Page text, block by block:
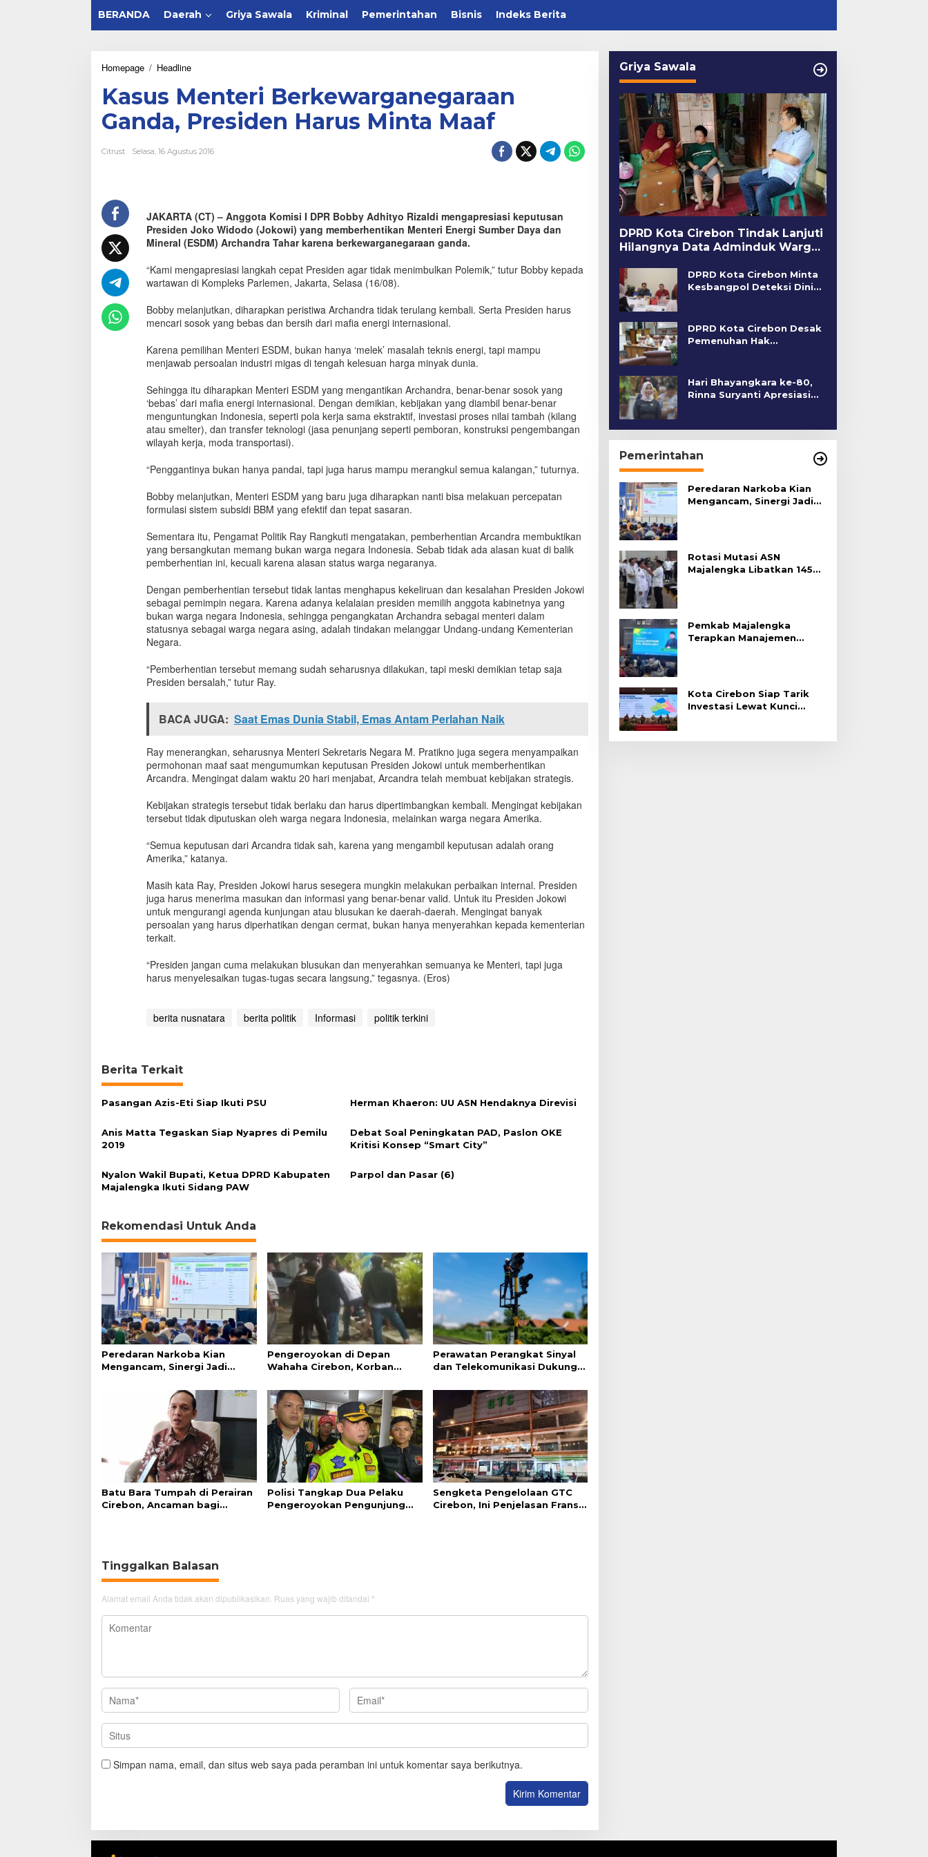
BERANDA Daerah Griya Sawala Kriminal Pemerintahan Bisnis Indeks Berita
Homepage / Headline
s
u
s
M
n
B
e
r
e
w
a
r
g
a
e
g
r
a
a
n
G
a
n
d
a
,
P
e
s
i
e
n
H
a
s
M
i
a
a
a
f
Kasus Menteri Berkewarganegaraan
Ganda, Presiden Harus Minta Maaf
Citrust Selasa, 16 Agustus 2016
JAKARTA (CT) – Anggota Komisi I DPR Bobby Adhityo Rizaldi mengapresiasi keputusan
Presiden Joko Widodo (Jokowi) yang memberhentikan Menteri Energi Sumber Daya dan
Mineral (ESDM) Archandra Tahar karena berkewarganegaraan ganda.
“Kami mengapresiasi langkah cepat Presiden agar tidak menimbulkan Polemik,” tutur Bobby kepada
wartawan di Kompleks Parlemen, Jakarta, Selasa (16/08).
Bobby melanjutkan, diharapkan peristiwa Archandra tidak terulang kembali. Serta Presiden harus
mencari sosok yang bebas dan bersih dari mafia energi internasional.
Karena pemilihan Menteri ESDM, bukan hanya ‘melek’ masalah teknis energi, tapi mampu
menjawab persoalan industri migas di tengah kelesuan harga minyak dunia.
Sehingga itu diharapkan Menteri ESDM yang mengantikan Archandra, benar-benar sosok yang
‘bebas’ dari mafia energi internasional. Dengan demikian, kebijakan yang diambil benar-benar
menguntungkan Indonesia, seperti pola kerja sama ekstraktif, investasi proses nilai tambah (kilang
atau smelter), dan transfer teknologi (jasa penunjang seperti pemboran, konstruksi pengembangan
wilayah kerja, moda transportasi).
“Penggantinya bukan hanya pandai, tapi juga harus mampu merangkul semua kalangan,” tuturnya.
Bobby melanjutkan, Menteri ESDM yang baru juga diharapkan nanti bisa melakuan percepatan
formulasi sistem subsidi BBM yang efektif dan tepat sasaran.
Sementara itu, Pengamat Politik Ray Rangkuti mengatakan, pemberhentian Arcandra membuktikan
yang bersangkutan memang bukan warga negara Indonesia. Sebab tidak ada alasan kuat di balik
pemberhentian ini, kecuali karena alasan status warga negaranya.
Dengan pemberhentian tersebut tidak lantas menghapus kekeliruan dan kesalahan Presiden Jokowi
sebagai pemimpin negara. Karena adanya kelalaian presiden memilih anggota kabinetnya yang
bukan warga negara Indonesia, sehingga pengangkatan Archandra sebagai menteri dalam
statusnya sebagai warga negara asing, adalah tindakan melanggar Undang-undang Kementerian
Negara.
“Pemberhentian tersebut memang sudah seharusnya dilakukan, tapi meski demikian tetap saja
Presiden bersalah,” tutur Ray.
BACA JUGA: Saat Emas Dunia Stabil, Emas Antam Perlahan Naik
Ray menerangkan, seharusnya Menteri Sekretaris Negara M. Pratikno juga segera menyampaikan
permohonan maaf saat mengumumkan keputusan Presiden Jokowi untuk memberhentikan
Arcandra. Mengingat dalam waktu 20 hari menjabat, Arcandra telah membuat kebijakan strategis.
Kebijakan strategis tersebut tidak berlaku dan harus dipertimbangkan kembali. Mengingat kebijakan
tersebut tidak diputuskan oleh warga negara Indonesia, melainkan warga negara Amerika.
“Semua keputusan dari Arcandra tidak sah, karena yang mengambil keputusan adalah orang
Amerika,” katanya.
Masih kata Ray, Presiden Jokowi harus sesegera mungkin melakukan perbaikan internal. Presiden
juga harus menerima masukan dan informasi yang benar-benar valid. Untuk itu Presiden Jokowi
untuk mengurangi agenda kunjungan atau blusukan ke daerah-daerah. Mengingat banyak
persoalan yang harus diperhatikan dengan cermat, bukan hanya menyerahkan kepada kementerian
terkait.
“Presiden jangan cuma melakukan blusukan dan menyerahkan semuanya ke Menteri, tapi juga
harus menyelesaikan tugas-tugas secara langsung,” tegasnya. (Eros)
berita nusnatara berita politik Informasi politik terkini
Berita Terkait
Pasangan Azis-Eti Siap Ikuti PSU Herman Khaeron: UU ASN Hendaknya Direvisi
Anis Matta Tegaskan Siap Nyapres di Pemilu
2019
Debat Soal Peningkatan PAD, Paslon OKE
Kritisi Konsep “Smart City”
Nyalon Wakil Bupati, Ketua DPRD Kabupaten
Majalengka Ikuti Sidang PAW
Parpol dan Pasar (6)
Rekomendasi Untuk Anda
Peredaran Narkoba Kian
Mengancam, Sinergi Jadi
Pengeroyokan di Depan
Wahaha Cirebon, Korban
Perawatan Perangkat Sinyal
dan Telekomunikasi Dukung
Batu Bara Tumpah di Perairan
Cirebon, Ancaman bagi
Polisi Tangkap Dua Pelaku
Pengeroyokan Pengunjung
Sengketa Pengelolaan GTC
Cirebon, Ini Penjelasan Frans
Tinggalkan Balasan
Alamat email Anda tidak akan dipublikasikan. Ruas yang wajib ditandai *
Simpan nama, email, dan situs web saya pada peramban ini untuk komentar saya berikutnya.
Griya Sawala
DPRD Kota Cirebon Tindak Lanjuti
Hilangnya Data Adminduk Warga
DPRD Kota Cirebon Minta
Kesbangpol Deteksi Dini
DPRD Kota Cirebon Desak
Pemenuhan Hak
Hari Bhayangkara ke-80,
Rinna Suryanti Apresiasi
Pemerintahan
Peredaran Narkoba Kian
Mengancam, Sinergi Jadi
Rotasi Mutasi ASN
Majalengka Libatkan 145
Pemkab Majalengka
Terapkan Manajemen
Kota Cirebon Siap Tarik
Investasi Lewat Kunci